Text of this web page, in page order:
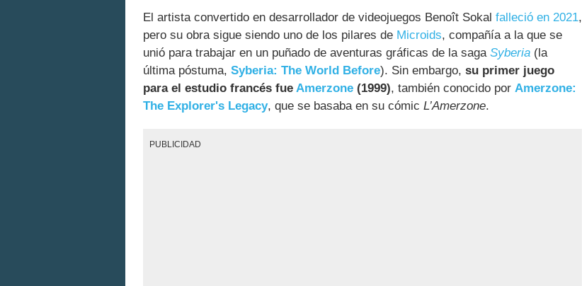
El artista convertido en desarrollador de videojuegos Benoît Sokal falleció en 2021,
pero su obra sigue siendo uno de los pilares de Microids, compañía a la que se
unió para trabajar en un puñado de aventuras gráficas de la saga Syberia (la
última póstuma, Syberia: The World Before). Sin embargo, su primer juego
para el estudio francés fue Amerzone (1999), también conocido por Amerzone:
The Explorer's Legacy, que se basaba en su cómic L’Amerzone.
PUBLICIDAD